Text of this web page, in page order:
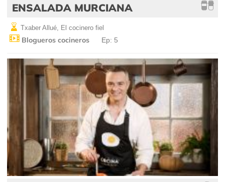
ENSALADA MURCIANA
Txaber Allué, El cocinero fiel
Blogueros cocineros Ep: 5